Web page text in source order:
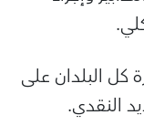
كل البلدان على
النقدي.